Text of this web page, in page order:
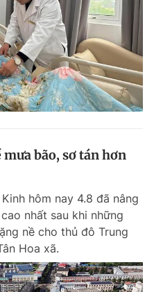
bão, sơ tán hơn
hôm nay 4.8 đã nâng
nhất sau khi những
nề cho thủ đô Trung
Hoa xã.